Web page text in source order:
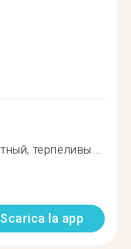
терпеливы...
Scarica la app